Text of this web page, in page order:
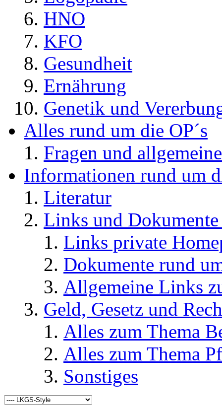
HNO
KFO
Gesundheit
Ernährung
Genetik und
Alles rund um die OP´s
Fragen und
Informationen rund um
Literatur
Links und
Links private
Dokumente rund
Allgemeine Links
Geld, Gesetz und
Alles zum Thema
Alles zum Thema
Sonstiges